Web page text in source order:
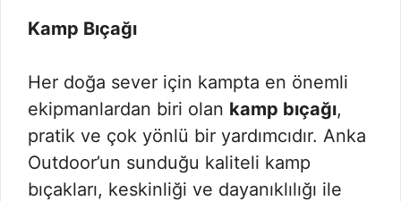
Kamp Bıçağı
Her doğa sever için kampta en önemli
ekipmanlardan biri olan kamp bıçağı,
pratik ve çok yönlü bir yardımcıdır. Anka
Outdoor’un sunduğu kaliteli kamp
bıçakları, keskinliği ve dayanıklılığı ile